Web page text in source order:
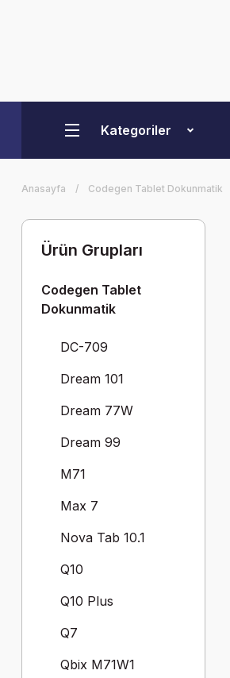
Kategoriler
Anasayfa Codegen Tablet Dokunmatik
Ürün Grupları
Codegen Tablet
Dokunmatik
DC-709
Dream 101
Dream 77W
Dream 99
M71
Max 7
Nova Tab 10.1
Q10
Q10 Plus
Q7
Qbix M71W1